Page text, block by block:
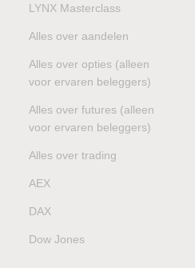
LYNX Masterclass
Alles over aandelen
Alles over opties (alleen
voor ervaren beleggers)
Alles over futures (alleen
voor ervaren beleggers)
Alles over trading
AEX
DAX
Dow Jones